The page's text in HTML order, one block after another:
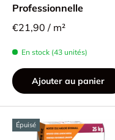
Professionnelle
€21,90 / m²
En stock (43 unités)
Ajouter au panier
Épuisé